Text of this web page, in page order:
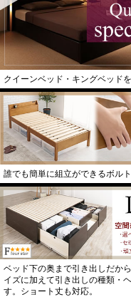
クイーンベッド・キングベッド
誰でも簡単に組立ができるボル
ベッド下の奥まで引き出しだか
イズに加えて引き出しの種類・
す。ショート丈も対応。